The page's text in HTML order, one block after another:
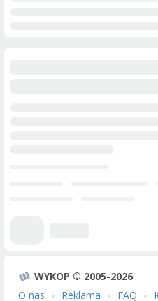
WYKOP © 2005-2026
O nas
Reklama FAQ